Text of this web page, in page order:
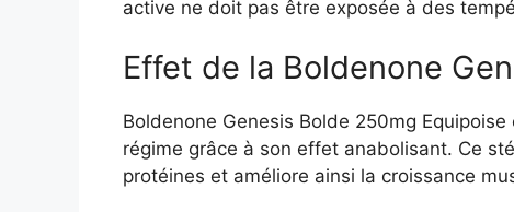
active ne doit pas être exposée à des
Effet de la Boldenone
Boldenone Genesis Bolde 250mg
régime grâce à son effet anabolisant. Ce
protéines et améliore ainsi la croissance